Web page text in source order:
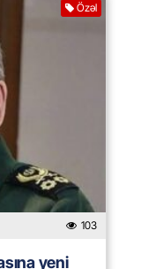
Özəl
103
yeni